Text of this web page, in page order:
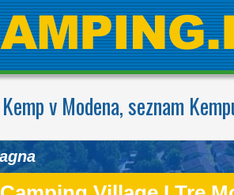
Kemp v Modena, seznam